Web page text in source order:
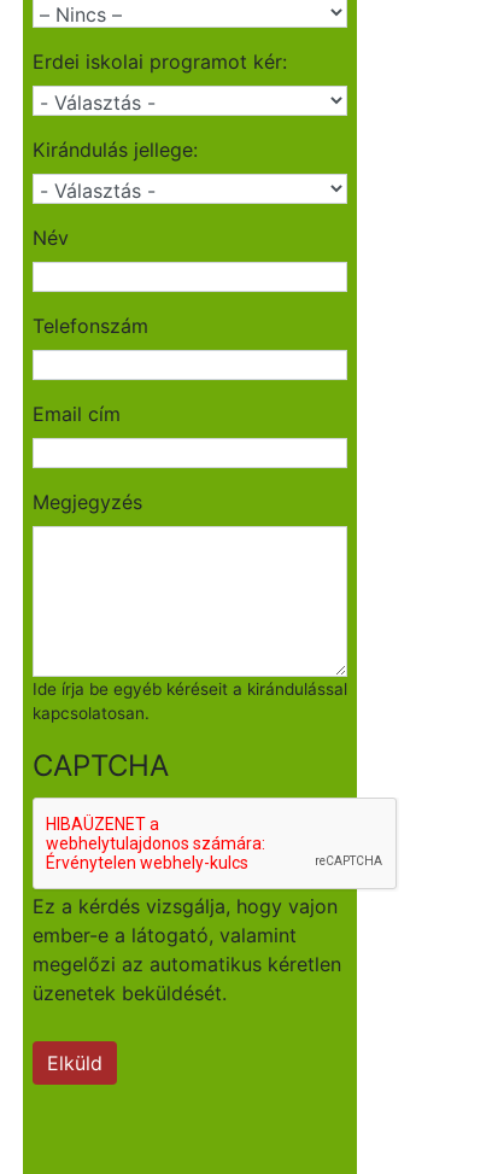
Erdei iskolai programot kér:
Kirándulás jellege:
Név
Telefonszám
Email cím
Megjegyzés
Ide írja be egyéb kéréseit a kirándulással
kapcsolatosan.
CAPTCHA
Ez a kérdés vizsgálja, hogy vajon
ember-e a látogató, valamint
megelőzi az automatikus kéretlen
üzenetek beküldését.